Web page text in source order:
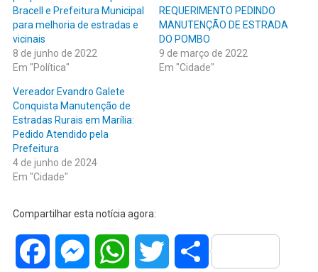
Bracell e Prefeitura Municipal
para melhoria de estradas e
vicinais
8 de junho de 2022
Em "Política"
REQUERIMENTO PEDINDO
MANUTENÇÃO DE ESTRADA
DO POMBO
9 de março de 2022
Em "Cidade"
Vereador Evandro Galete
Conquista Manutenção de
Estradas Rurais em Marília:
Pedido Atendido pela
Prefeitura
4 de junho de 2024
Em "Cidade"
Compartilhar esta notícia agora:
Facebook MessengerWhatsAppTwitter Share